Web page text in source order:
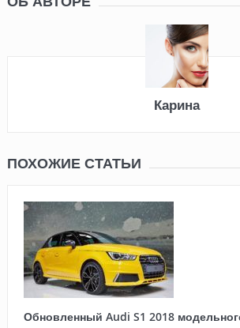
Карина
ПОХОЖИЕ СТАТЬИ
Обновленный Audi S1 2018